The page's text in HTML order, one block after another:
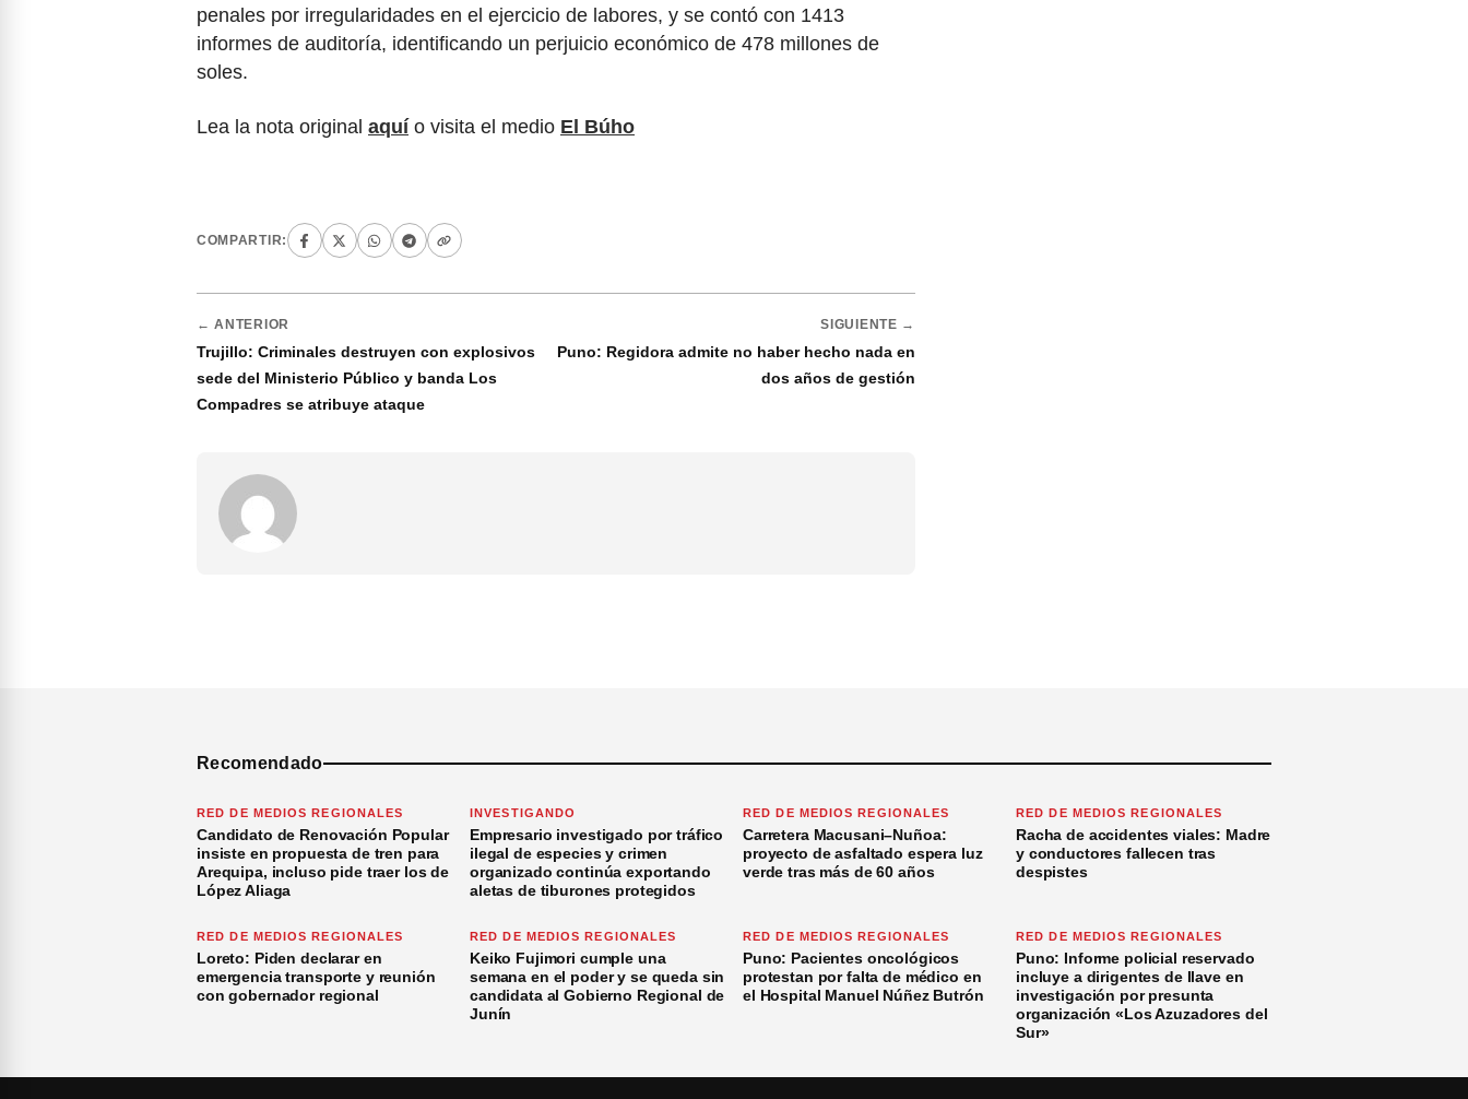
penales por irregularidades en el ejercicio de labores, y se contó con 1413
informes de auditoría, identificando un perjuicio económico de 478 millones de
soles.
Lea la nota original aquí o visita el medio El Búho
COMPARTIR:
← ANTERIOR
Trujillo: Criminales destruyen con explosivos
sede del Ministerio Público y banda Los
Compadres se atribuye ataque
SIGUIENTE →
Puno: Regidora admite no haber hecho nada en
dos años de gestión
Recomendado
RED DE MEDIOS REGIONALES
Candidato de Renovación Popular
insiste en propuesta de tren para
Arequipa, incluso pide traer los de
López Aliaga
INVESTIGANDO
Empresario investigado por tráfico
ilegal de especies y crimen
organizado continúa exportando
aletas de tiburones protegidos
RED DE MEDIOS REGIONALES
Carretera Macusani–Nuñoa:
proyecto de asfaltado espera luz
verde tras más de 60 años
RED DE MEDIOS REGIONALES
Racha de accidentes viales: Madre
y conductores fallecen tras
despistes
RED DE MEDIOS REGIONALES
Loreto: Piden declarar en
emergencia transporte y reunión
con gobernador regional
RED DE MEDIOS REGIONALES
Keiko Fujimori cumple una
semana en el poder y se queda sin
candidata al Gobierno Regional de
Junín
RED DE MEDIOS REGIONALES
Puno: Pacientes oncológicos
protestan por falta de médico en
el Hospital Manuel Núñez Butrón
RED DE MEDIOS REGIONALES
Puno: Informe policial reservado
incluye a dirigentes de Ilave en
investigación por presunta
organización «Los Azuzadores del
Sur»